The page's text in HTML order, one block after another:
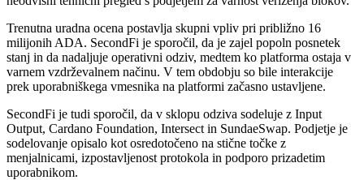
Trenutna uradna ocena postavlja skupni vpliv pri približno 16
milijonih ADA. SecondFi je sporočil, da je zajel popoln posnetek
stanj in da nadaljuje operativni odziv, medtem ko platforma ostaja v
varnem vzdrževalnem načinu. V tem obdobju so bile interakcije
prek uporabniškega vmesnika na platformi začasno ustavljene.
SecondFi je tudi sporočil, da v sklopu odziva sodeluje z Input
Output, Cardano Foundation, Intersect in SundaeSwap. Podjetje je
sodelovanje opisalo kot osredotočeno na stične točke z
menjalnicami, izpostavljenost protokola in podporo prizadetim
uporabnikom.